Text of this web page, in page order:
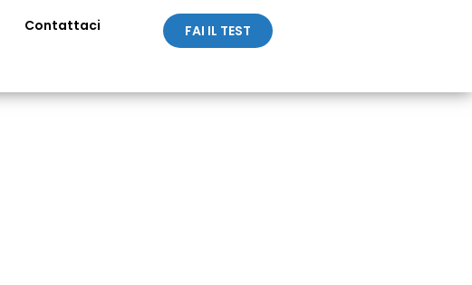
Contattaci FAI IL TEST